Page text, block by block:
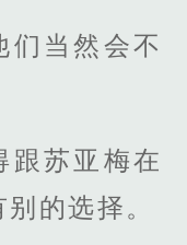
们当然会不
跟苏亚梅在
的选择。